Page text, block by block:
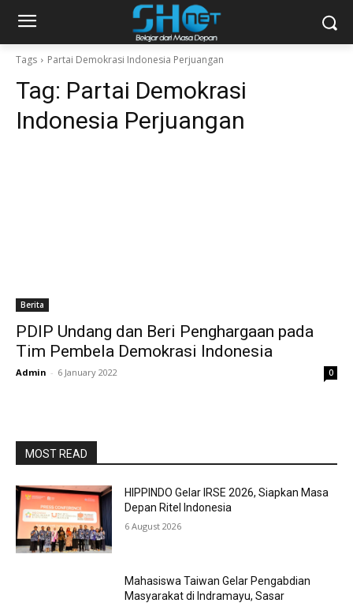
Tags Partai Demokrasi Indonesia Perjuangan
Tag: Partai Demokrasi
Indonesia Perjuangan
Berita
PDIP Undang dan Beri Penghargaan pada
Tim Pembela Demokrasi Indonesia
Admin - 6 January 2022 0
MOST READ
HIPPINDO Gelar IRSE 2026, Siapkan Masa
Depan Ritel Indonesia
6 August 2026
Mahasiswa Taiwan Gelar Pengabdian
Masyarakat di Indramayu, Sasar